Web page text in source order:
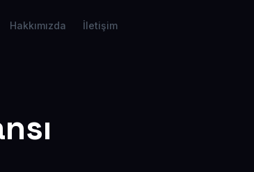
Hakkımızda İletişim